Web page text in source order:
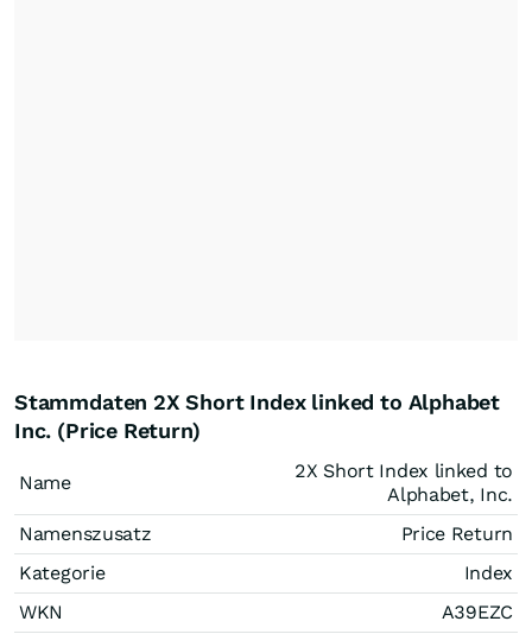
Stammdaten 2X Short Index linked to Alphabet
Inc. (Price Return)
Name
2X Short Index linked to
Alphabet, Inc.
Namenszusatz
Price Return
Kategorie
Index
WKN
A39EZC